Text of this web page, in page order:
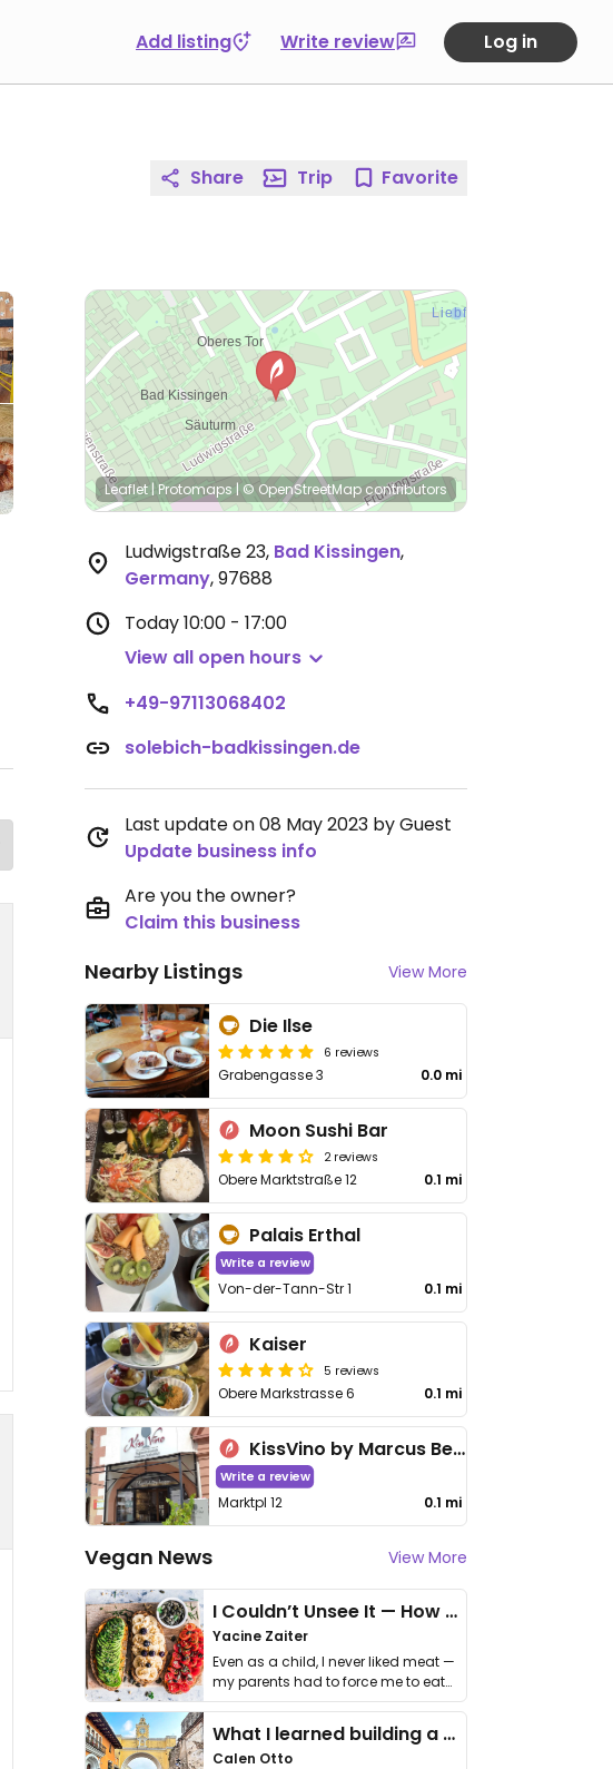
Add listing Write review Log in
Share Trip Favorite
Leaflet| Protomaps | © OpenStreetMap contributors
Ludwigstraße 23, Bad Kissingen,
Germany,97688
Today10:00 - 17:00
View all open hours
+49-97113068402
solebich-badkissingen.de
Last update on 08 May 2023 by Guest
Update business info
Are you the owner?
Claim this business
Nearby Listings View More
Die Ilse
6 reviews
Grabengasse 3 0.0 mi
Moon Sushi Bar
2 reviews
Obere Marktstraße 12 0.1 mi
Palais Erthal
Write a review
Von-der-Tann-Str 1 0.1 mi
Kaiser
5 reviews
Obere Markstrasse 6 0.1 mi
KissVino by Marcus Beran
Write a review
Marktpl 12 0.1 mi
Vegan News View More
I Couldn’t Unsee It — How Thailand Turned My Beliefs Into Action⁠
Yacine Zaiter
Even as a child, I never liked meat —
my parents had to force me to eat
it. I …
What I learned building a queer vegan travel brand
Calen Otto